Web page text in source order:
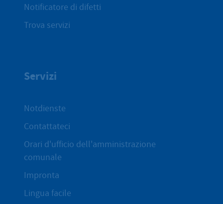
Notificatore di difetti
Trova servizi
Servizi
Notdienste
Contattateci
Orari d'ufficio dell'amministrazione
comunale
Impronta
Lingua facile